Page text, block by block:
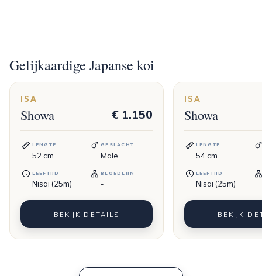
Gelijkaardige Japanse koi
ISA
Showa € 1.150
LENGTE
52 cm
GESLACHT
Male
LEEFTIJD
Nisai (25m)
BLOEDLIJN
-
BEKIJK DETAILS
ISA
Showa
LENGTE
54cm
LEEFTIJD
Nisai (25m)
BEKIJK